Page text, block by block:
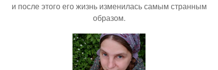
и после этого его жизнь изменилась самым странным
образом.